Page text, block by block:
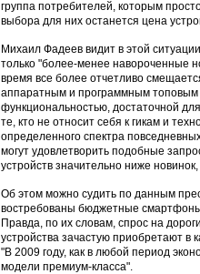
группа потребителей, которым
выбора для них останется цена
Михаил Фадеев видит в этой
только "более-менее навороченные
время все более отчетливо
аппаратным и программным топовым
функциональностью, достаточной
те, кто не относит себя к гикам и
определенного спектра
могут удовлетворить подобные
устройств значительно ниже
Об этом можно судить по данным
востребованы бюджетные
Правда, по их словам, спрос на
устройства зачастую приобретают в
"В 2009 году, как в любой период
модели премиум-класса".